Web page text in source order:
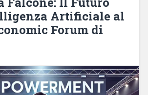
Artificiale al
Forum di